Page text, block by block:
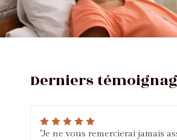
Derniers
"Je ne vous remercierai jamais